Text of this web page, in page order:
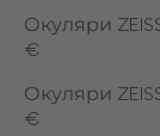
Окуляри
€
Окуляри
€